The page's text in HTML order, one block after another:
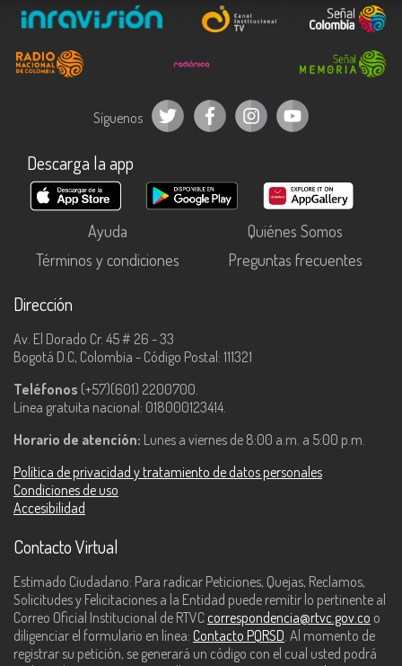
Síguenos
Descarga la app
Ayuda
Quiénes Somos
Términos y condiciones
Preguntas frecuentes
Dirección
Av. El Dorado Cr. 45 # 26 - 33
Bogotá D.C, Colombia - Código Postal: 111321
Teléfonos (+57)(601) 2200700.
Línea gratuita nacional: 018000123414.
Horario de atención: Lunes a viernes de 8:00 a.m. a 5:00 p.m.
Política de privacidad y tratamiento de datos personales
Condiciones de uso
Accesibilidad
Contacto Virtual
Estimado Ciudadano: Para radicar Peticiones, Quejas, Reclamos,
Solicitudes y Felicitaciones a la Entidad puede remitir lo pertinente al
Correo Oficial Institucional de RTVC correspondencia@rtvc.gov.co o
diligenciar el formulario en línea: Contacto PQRSD. Al momento de
registrar su petición, se generará un código con el cual usted podrá